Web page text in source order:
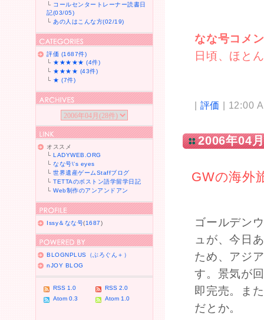
なな号コ
日頃、ほと
| 評価 | 12:00
2006年04
GWの海外
ゴールデン
ュが、今日
ため、アジ
す。景気が
即完売。ま
だとか。
└ コールセンタートレーナー読書日
記(03/05)
└ あの人はこんな方(02/19)
評価 (1687件)
└ ★★★★★ (4件)
└ ★★★★ (43件)
└ ★ (7件)
オススメ
└LADYWEB.ORG
└なな号\'s eyes
└世界遺産ゲームStaffブログ
└TETTAのボストン語学留学日記
└Web制作のアンアンドアン
Issy＆なな号(1687)
BLOGNPLUS（ぶろぐん＋）
nJOY BLOG
RSS 1.0
RSS 2.0
Atom 0.3
Atom 1.0